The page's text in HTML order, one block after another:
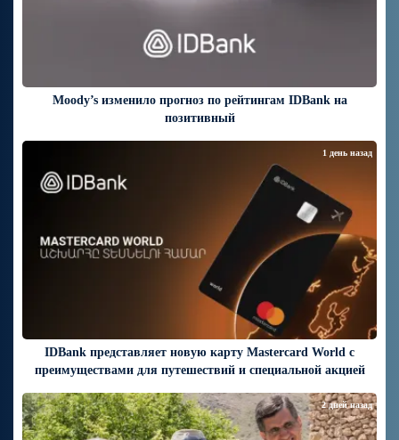
Moody’s изменило прогноз по рейтингам IDBank на
позитивный
IDBank представляет новую карту Mastercard World с
преимуществами для путешествий и специальной акцией
1 день назад
2 дней назад